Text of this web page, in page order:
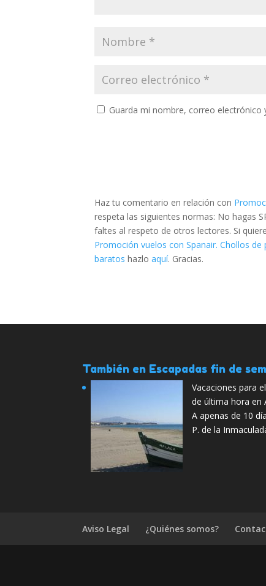
Guarda mi nombre, correo
Haz tu comentario en relación con
respeta las siguientes normas: No hagas
faltes al respeto de otros lectores. Si
Promoción vuelos con Spanair. Chollos de
baratos hazloaquí. Gracias.
También en Escapadas fin de
Vacaciones para
de última hora en
A apenas de 10
P. de la
Aviso Legal ¿Quiénes somos?